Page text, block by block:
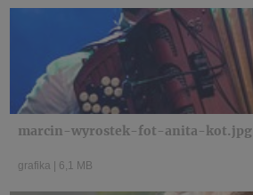
marcin-wyrostek-fot-anita-kot.jpg
grafika 6,1 MB